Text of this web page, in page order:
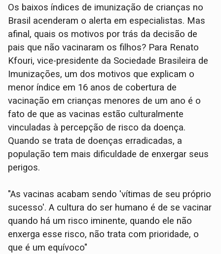
Os baixos índices de imunização de crianças no
Brasil acenderam o alerta em especialistas. Mas
afinal, quais os motivos por trás da decisão de
pais que não vacinaram os filhos? Para Renato
Kfouri, vice-presidente da Sociedade Brasileira de
Imunizações, um dos motivos que explicam o
menor índice em 16 anos de cobertura de
vacinação em crianças menores de um ano é o
fato de que as vacinas estão culturalmente
vinculadas à percepção de risco da doença.
Quando se trata de doenças erradicadas, a
população tem mais dificuldade de enxergar seus
perigos.
"As vacinas acabam sendo 'vítimas de seu próprio
sucesso'. A cultura do ser humano é de se vacinar
quando há um risco iminente, quando ele não
enxerga esse risco, não trata com prioridade, o
que é um equívoco"